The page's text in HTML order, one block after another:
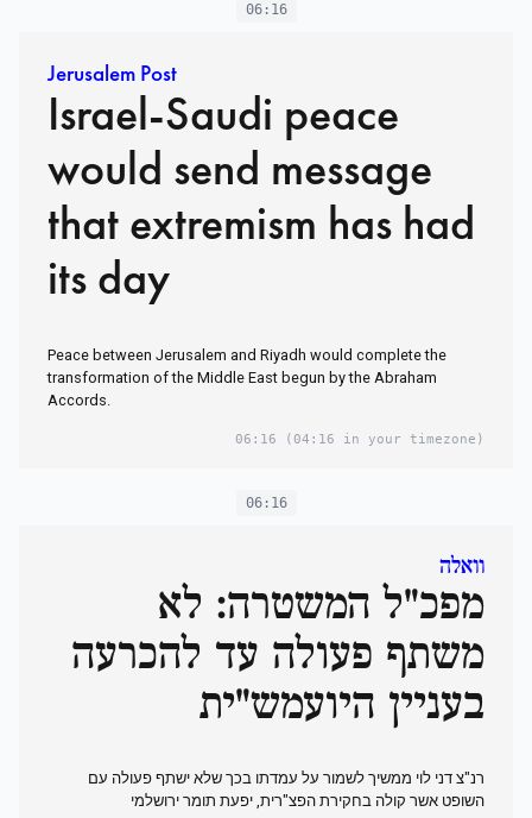
06:16
Jerusalem Post
Israel-Saudi peace
would send message
that extremism has had
its day
Peace between Jerusalem and Riyadh would complete the
transformation of the Middle East begun by the Abraham
Accords.
06:16 (04:16 in your timezone)
06:16
וואלה
מפכ"ל המשטרה: לא
משתף פעולה עד להכרעה
בעניין היועמש"ית
רנ"צ דני לוי ממשיך לשמור על עמדתו בכך שלא ישתף פעולה עם
השופט אשר קולה בחקירת הפצ"רית, יפעת תומר ירושלמי